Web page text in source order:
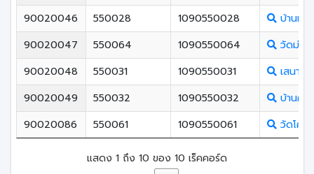
90020046
550028 1090550028
บ้านหน้
90020047
550064 1090550064
วัดม่ว
90020048
550031 1090550031
เสนาณ
90020049
550032 1090550032
บ้านคล
90020086
550061 1090550061 วัดโค
แสดง 1 ถึง 10 ของ 10 เร็คคอร์ด